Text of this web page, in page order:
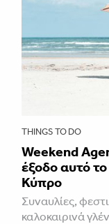
THINGS TO DO
Weekend
έξοδο αυτό
Κύπρο
Συναυλίες,
καλοκαιρινά